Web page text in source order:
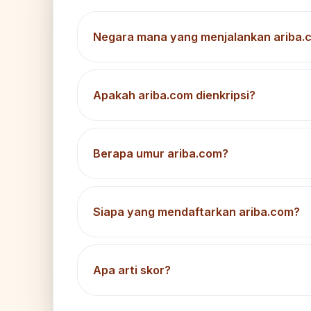
Negara mana yang menjalankan
Apakah ariba.com dienkripsi?
Berapa umur ariba.com?
Siapa yang mendaftarkan ariba.com?
Apa arti skor?